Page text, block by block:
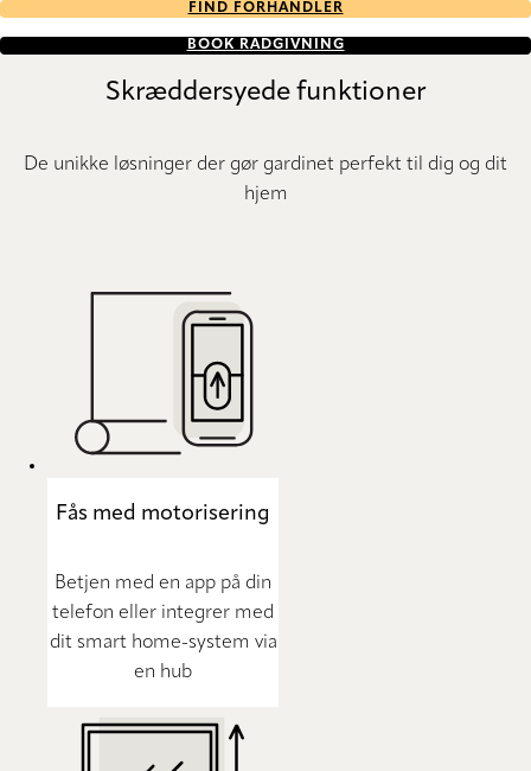
FIND FORHANDLER
BOOK RÅDGIVNING
Skræddersyede funktioner
De unikke løsninger der gør gardinet perfekt til dig og dit
hjem
Fås med motorisering
Betjen med en app på din
telefon eller integrer med
dit smart home-system via
en hub